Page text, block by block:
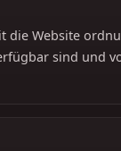
die Website
sind und